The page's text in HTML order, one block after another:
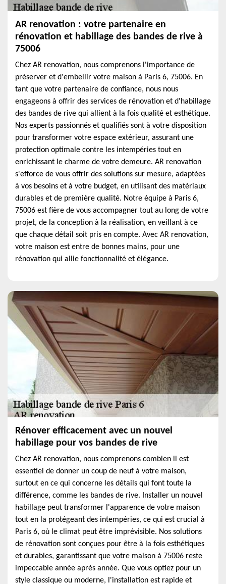
AR renovation : votre partenaire en
rénovation et habillage des bandes de rive à
75006
Chez AR renovation, nous comprenons l'importance de
préserver et d'embellir votre maison à Paris 6, 75006. En
tant que votre partenaire de confiance, nous nous
engageons à offrir des services de rénovation et d'habillage
des bandes de rive qui allient à la fois qualité et esthétique.
Nos experts passionnés et qualifiés sont à votre disposition
pour transformer votre espace extérieur, assurant une
protection optimale contre les intempéries tout en
enrichissant le charme de votre demeure. AR renovation
s'efforce de vous offrir des solutions sur mesure, adaptées
à vos besoins et à votre budget, en utilisant des matériaux
durables et de première qualité. Notre équipe à Paris 6,
75006 est fière de vous accompagner tout au long de votre
projet, de la conception à la réalisation, en veillant à ce
que chaque détail soit pris en compte. Avec AR renovation,
votre maison est entre de bonnes mains, pour une
rénovation qui allie fonctionnalité et élégance.
Rénover efficacement avec un nouvel
habillage pour vos bandes de rive
Chez AR renovation, nous comprenons combien il est
essentiel de donner un coup de neuf à votre maison,
surtout en ce qui concerne les détails qui font toute la
différence, comme les bandes de rive. Installer un nouvel
habillage peut transformer l'apparence de votre maison
tout en la protégeant des intempéries, ce qui est crucial à
Paris 6, où le climat peut être imprévisible. Nos solutions
de rénovation sont conçues pour être à la fois esthétiques
et durables, garantissant que votre maison à 75006 reste
impeccable année après année. Que vous optiez pour un
style classique ou moderne, l'installation est rapide et